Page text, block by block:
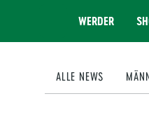
WERDER
ALLE NEWS